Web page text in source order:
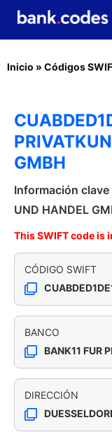
Inicio » Códigos
GMBH
Información clave
UND HANDEL
This SWIFT code is
CÓDIGO SWIFT
BANCO
BANK11 FUR
DIRECCIÓN